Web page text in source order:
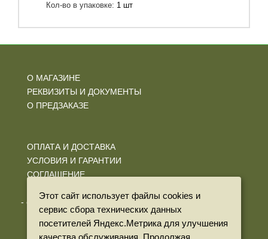
Этот сайт использует файлы cookies и
сервис сбора технических данных
посетителей Яндекс.Метрика для улучшения
качества обслуживания. Продолжая
Кол-во в упаковке: 1 шт
О МАГАЗИНЕ
РЕКВИЗИТЫ И ДОКУМЕНТЫ
О ПРЕДЗАКАЗЕ
ОПЛАТА И ДОСТАВКА
УСЛОВИЯ И ГАРАНТИИ
СОГЛАШЕНИЕ
- обработка персональных данных